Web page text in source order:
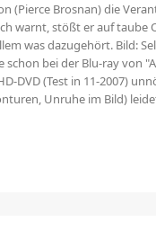
(Pierce Brosnan) die
warnt, stößt er auf taube
was dazugehört. Bild:
schon bei der Blu-ray von
DVD (Test in 11-2007)
Unruhe im Bild)